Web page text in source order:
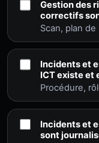
Gestion des
correctifs
Scan, plan
Incidents et
ICT existe et
Procédure,
Incidents et
sont